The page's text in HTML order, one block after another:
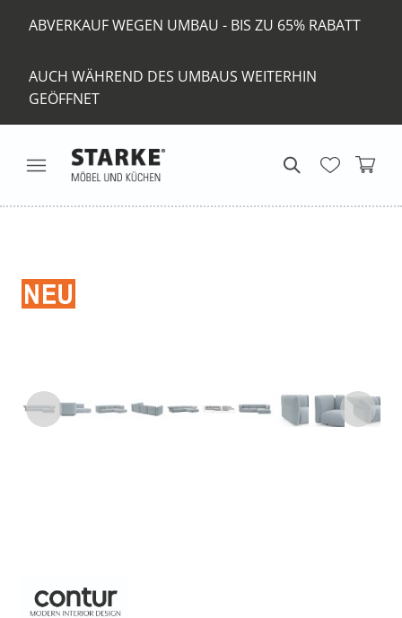
ABVERKAUF WEGEN UMBAU - BIS ZU 65% RABATT
AUCH WÄHREND DES UMBAUS WEITERHIN
GEÖFFNET